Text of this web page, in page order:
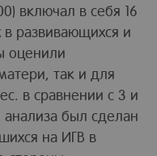
включал в себя 16
развивающихся и
оценили
так и для
в сравнении с 3 и
был сделан
на ИГВ в